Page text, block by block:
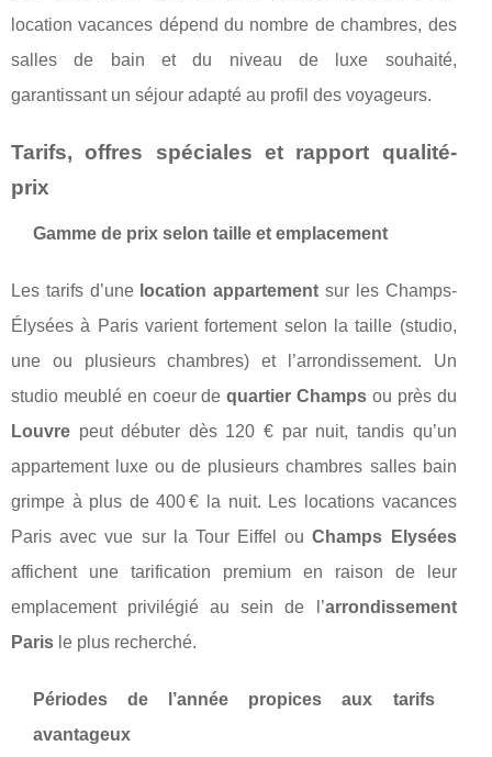
location vacances dépend du nombre de chambres, des
salles de bain et du niveau de luxe souhaité,
garantissant un séjour adapté au profil des voyageurs.
Tarifs, offres spéciales et rapport qualité-
prix
Gamme de prix selon taille et emplacement
Les tarifs d’une location appartement sur les Champs-
Élysées à Paris varient fortement selon la taille (studio,
une ou plusieurs chambres) et l’arrondissement. Un
studio meublé en coeur dequartier Champs ou près du
Louvre peut débuter dès 120 € par nuit, tandis qu’un
appartement luxe ou de plusieurs chambres salles bain
grimpe à plus de 400 € la nuit. Les locations vacances
Paris avec vue sur la Tour Eiffel ouChamps Elysées
affichent une tarification premium en raison de leur
emplacement privilégié au sein de l’arrondissement
Paris le plus recherché.
Périodes de l’année propices aux tarifs
avantageux